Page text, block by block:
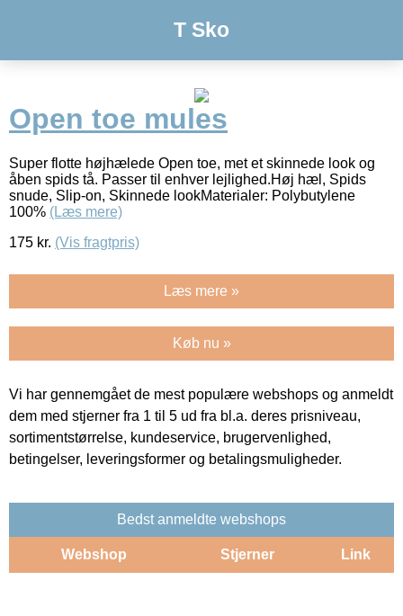
T Sko
Open toe mules
Super flotte højhælede Open toe, met et skinnede look og
åben spids tå. Passer til enhver lejlighed.Høj hæl, Spids
snude, Slip-on, Skinnede lookMaterialer: Polybutylene
100% (Læs mere)
175 kr. (Vis fragtpris)
Læs mere »
Køb nu »
Vi har gennemgået de mest populære webshops og anmeldt
dem med stjerner fra 1 til 5 ud fra bl.a. deres prisniveau,
sortimentstørrelse, kundeservice, brugervenlighed,
betingelser, leveringsformer og betalingsmuligheder.
Bedst anmeldte webshops
Webshop Stjerner Link